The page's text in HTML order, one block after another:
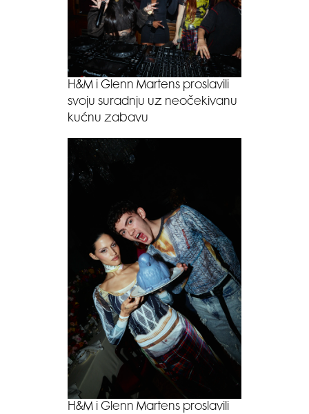
H&M i Glenn Martens proslavili
svoju suradnju uz neočekivanu
kućnu zabavu
H&M i Glenn Martens proslavili